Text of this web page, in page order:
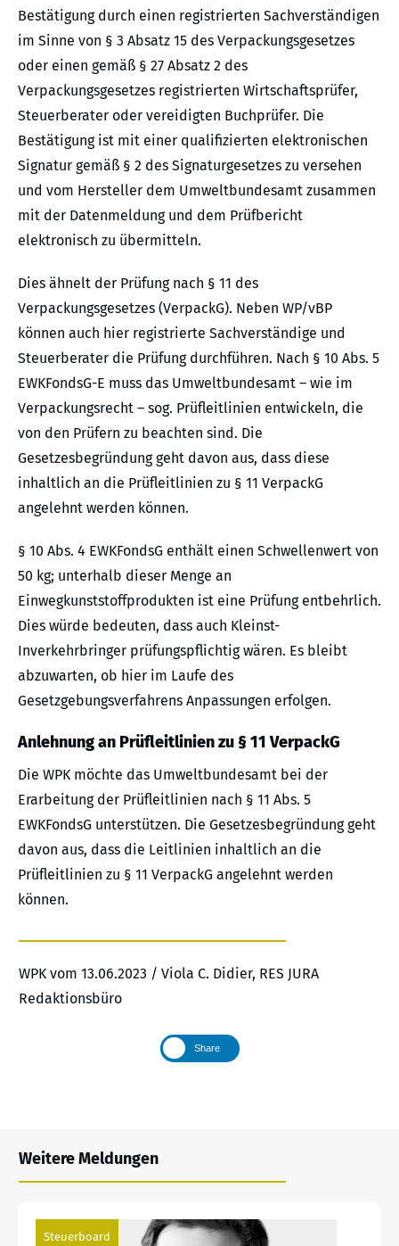
Bestätigung durch einen registrierten Sachverständigen
im Sinne von § 3 Absatz 15 des Verpackungsgesetzes
oder einen gemäß § 27 Absatz 2 des
Verpackungsgesetzes registrierten Wirtschaftsprüfer,
Steuerberater oder vereidigten Buchprüfer. Die
Bestätigung ist mit einer qualifizierten elektronischen
Signatur gemäß § 2 des Signaturgesetzes zu versehen
und vom Hersteller dem Umweltbundesamt zusammen
mit der Datenmeldung und dem Prüfbericht
elektronisch zu übermitteln.
Dies ähnelt der Prüfung nach § 11 des
Verpackungsgesetzes (VerpackG). Neben WP/vBP
können auch hier registrierte Sachverständige und
Steuerberater die Prüfung durchführen. Nach § 10 Abs. 5
EWKFondsG-E muss das Umweltbundesamt – wie im
Verpackungsrecht – sog. Prüfleitlinien entwickeln, die
von den Prüfern zu beachten sind. Die
Gesetzesbegründung geht davon aus, dass diese
inhaltlich an die Prüfleitlinien zu § 11 VerpackG
angelehnt werden können.
§ 10 Abs. 4 EWKFondsG enthält einen Schwellenwert von
50 kg; unterhalb dieser Menge an
Einwegkunststoffprodukten ist eine Prüfung entbehrlich.
Dies würde bedeuten, dass auch Kleinst-
Inverkehrbringer prüfungspflichtig wären. Es bleibt
abzuwarten, ob hier im Laufe des
Gesetzgebungsverfahrens Anpassungen erfolgen.
Anlehnung an Prüfleitlinien zu § 11 VerpackG
Die WPK möchte das Umweltbundesamt bei der
Erarbeitung der Prüfleitlinien nach § 11 Abs. 5
EWKFondsG unterstützen. Die Gesetzesbegründung geht
davon aus, dass die Leitlinien inhaltlich an die
Prüfleitlinien zu § 11 VerpackG angelehnt werden
können.
WPK vom 13.06.2023 / Viola C. Didier, RES JURA
Redaktionsbüro
Share
Weitere Meldungen
Steuerboard